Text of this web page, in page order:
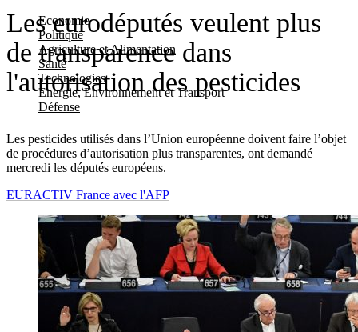
Economie
Politique
Agriculture et Alimentation
Santé
Technologies
Energie, Environnement et Transport
Défense
Les eurodéputés veulent plus
de transparence dans
l'autorisation des pesticides
Les pesticides utilisés dans l’Union européenne doivent faire l’objet
de procédures d’autorisation plus transparentes, ont demandé
mercredi les députés européens.
EURACTIV France avec l'AFP